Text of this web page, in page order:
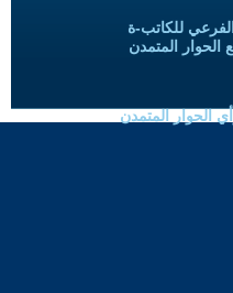
للكاتب-ة
المتمدن
الحوار المتمدن